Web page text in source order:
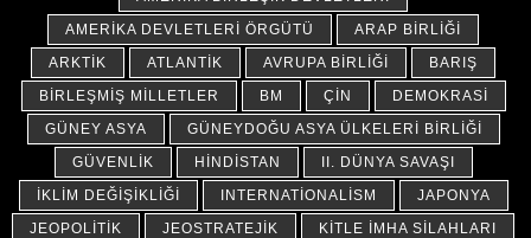
AMERIKA DEVLETLERI ÖRGÜTÜ
ARAP BIRLIĞI
ARKTIK
ATLANTIK AVRUPA BIRLIĞI
BARIŞ
BIRLEŞMIŞ MILLETLER
BM ÇIN
DEMOKRASI
GÜNEY ASYA
GÜNEYDOĞU ASYA ÜLKELERI BIRLIĞI
GÜVENLIK
HINDISTAN
II. DÜNYA SAVAŞI
İKLIM DEĞIŞIKLIĞI
INTERNATIONALISM
JAPONYA
JEOPOLITIK
JEOSTRATEJIK
KITLE İMHA SILAHLARI